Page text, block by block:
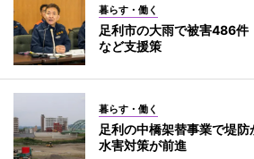
暮らす・働く
足利市の大雨で被害486
など支援策
暮らす・働く
足利の中橋架替事業で堤
水害対策が前進